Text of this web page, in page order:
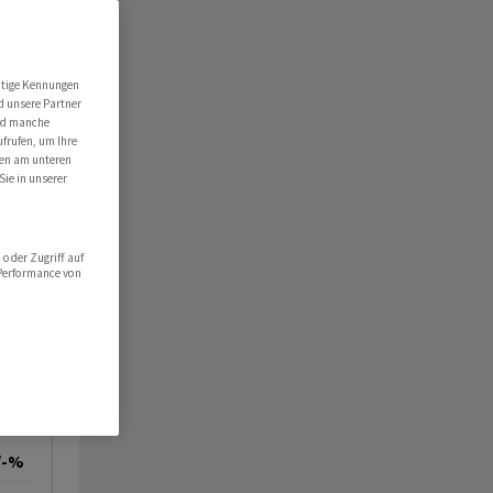
%
Kennungen
unsere Partner
manche
um Ihre
am unteren
in unserer
oder Zugriff auf
von